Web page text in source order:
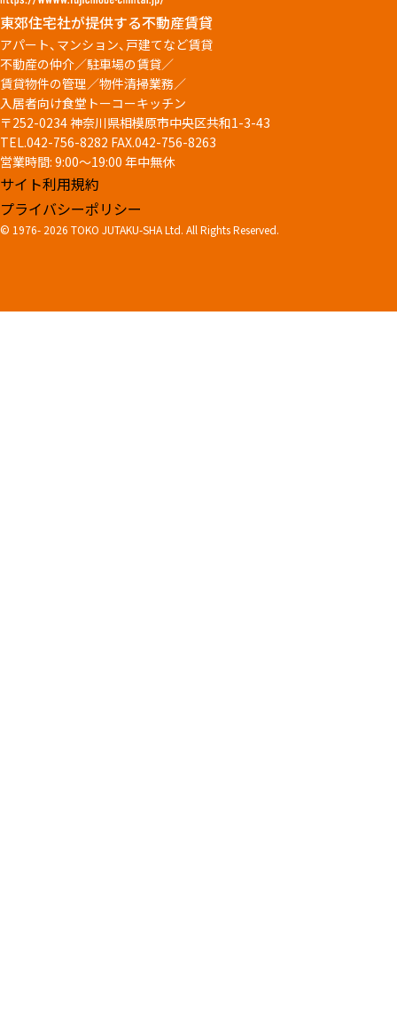
東郊住宅社が提供する不動産賃貸
アパート、マンション、戸建てなど賃貸
不動産の仲介／駐車場の賃貸／
賃貸物件の管理／物件清掃業務／
入居者向け食堂トーコーキッチン
〒252-0234 神奈川県相模原市中央区共和1-3-43
TEL.042-756-8282 FAX.042-756-8263
営業時間: 9:00～19:00 年中無休
サイト利用規約
プライバシーポリシー
© 1976-2026 TOKO JUTAKU-SHA Ltd. All Rights Reserved.